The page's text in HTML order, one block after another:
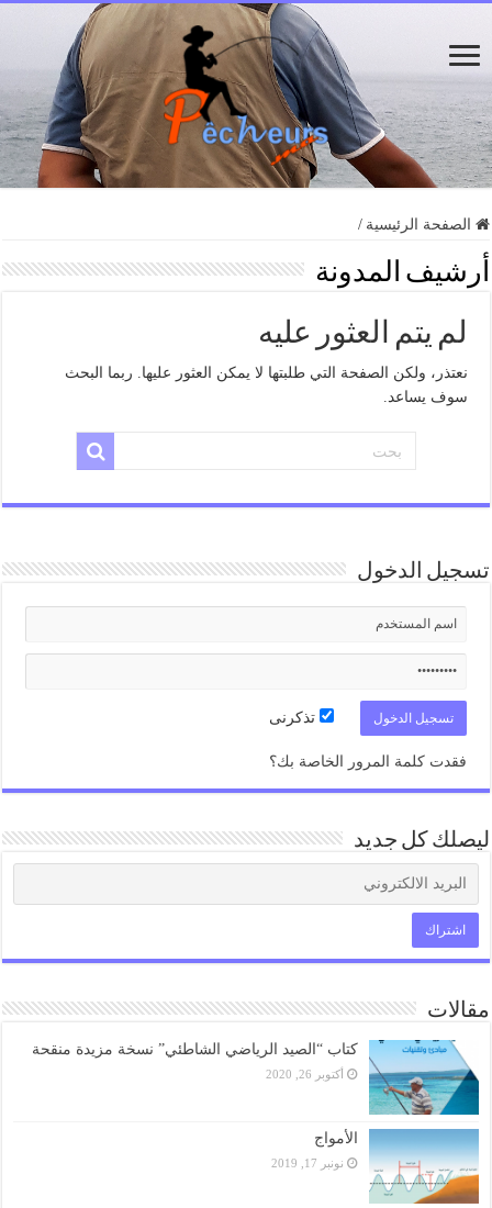
الصفحة الرئيسية /
أرشيف المدونة
لم يتم العثور عليه
نعتذر، ولكن الصفحة التي طلبتها لا يمكن العثور عليها. ربما البحث
سوف يساعد.
تسجيل الدخول
تذكرنى
فقدت كلمة المرور الخاصة بك؟
ليصلك كل جديد
مقالات
كتاب “الصيد الرياضي الشاطئي” نسخة مزيدة منقحة
أكتوبر 26, 2020
الأمواج
نونبر 17, 2019